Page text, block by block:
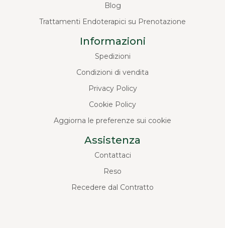
Blog
Trattamenti Endoterapici su Prenotazione
Informazioni
Spedizioni
Condizioni di vendita
Privacy Policy
Cookie Policy
Aggiorna le preferenze sui cookie
Assistenza
Contattaci
Reso
Recedere dal Contratto